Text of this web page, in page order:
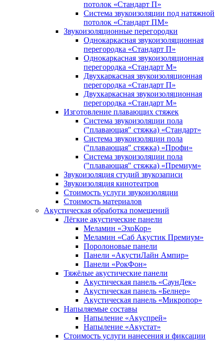
потолок «Стандарт П»
Система звукоизоляции под натяжной
потолок «Стандарт ПМ»
Звукоизоляционные перегородки
Однокаркасная звукоизоляционная
перегородка «Стандарт П»
Однокаркасная звукоизоляционная
перегородка «Стандарт М»
Двухкаркасная звукоизоляционная
перегородка «Стандарт П»
Двухкаркасная звукоизоляционная
перегородка «Стандарт М»
Изготовление плавающих стяжек
Система звукоизоляции пола
("плавающая" стяжка) «Стандарт»
Система звукоизоляции пола
("плавающая" стяжка) «Профи»
Система звукоизоляции пола
("плавающая" стяжка) «Премиум»
Звукоизоляция студий звукозаписи
Звукоизоляция кинотеатров
Стоимость услуги звукоизоляции
Стоимость материалов
Акустическая обработка помещений
Лёгкие акустические панели
Меламин «ЭхоКор»
Меламин «Саб Акустик Премиум»
Поролоновые панели
Панели «АкустиЛайн Ампир»
Панели «РокФон»
Тяжёлые акустические панели
Акустическая панель «СаунДек»
Акустическая панель «Белнер»
Акустическая панель «Микропор»
Напыляемые составы
Напыление «Акуспрей»
Напыление «Акустат»
Стоимость услуги нанесения и фиксации